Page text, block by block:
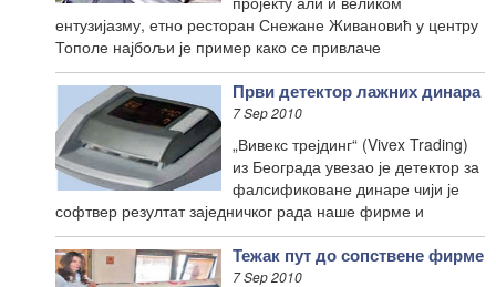
ентузијазму, етно ресторан Снежане Живановић у центру
Тополе најбољи је пример како се привлаче
Први детектор лажних динара
7 Sep 2010
„Вивекс трејдинг“ (Vivex Trading)
из Београда увезао је детектор за
фалсификоване динаре чији је
софтвер резултат заједничког рада наше фирме и
Тежак пут до сопствене фирме
7 Sep 2010